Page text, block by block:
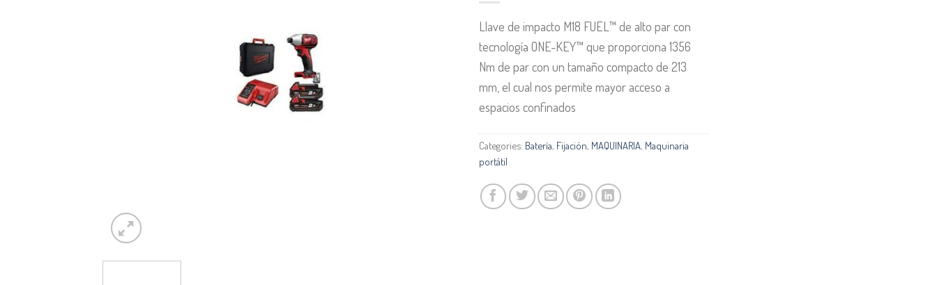
Llave de impacto M18 FUEL™ de alto par con
tecnología ONE-KEY™ que proporciona 1356
Nm de par con un tamaño compacto de 213
mm, el cual nos permite mayor acceso a
espacios confinados
Categories: Batería, Fijación, MAQUINARIA, Maquinaria
portátil